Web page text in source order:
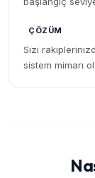
ÇÖZÜM
Sizi
sistem mimarı